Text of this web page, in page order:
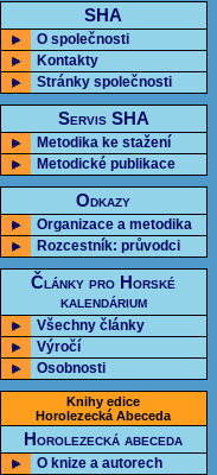
SHA
O společnosti
Kontakty
Stránky společnosti
Servis SHA
Metodika ke stažení
Metodické publikace
Odkazy
Organizace a metodika
Rozcestník: průvodci
Články pro Horské
kalendárium
Všechny články
Výročí
Osobnosti
Knihy edice
Horolezecká Abeceda
Horolezecká abeceda
O knize a autorech